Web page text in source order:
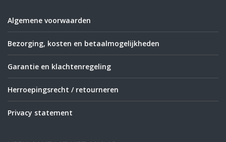
Algemene voorwaarden
Bezorging, kosten en betaalmogelijkheden
Garantie en klachtenregeling
Herroepingsrecht / retourneren
Privacy statement